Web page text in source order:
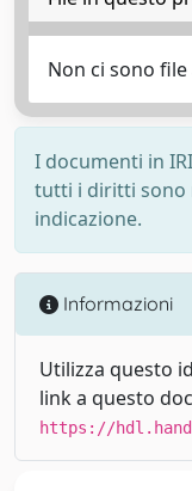
Non ci sono
I documenti in
tutti i diritti sono
indicazione.
Informazioni
Utilizza questo
link a questo
https://